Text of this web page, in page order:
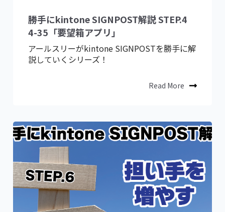
勝手にkintone SIGNPOST解説 STEP.4
4-35「要望箱アプリ」
アールスリーがkintone SIGNPOSTを勝手に解
説していくシリーズ！
Read More